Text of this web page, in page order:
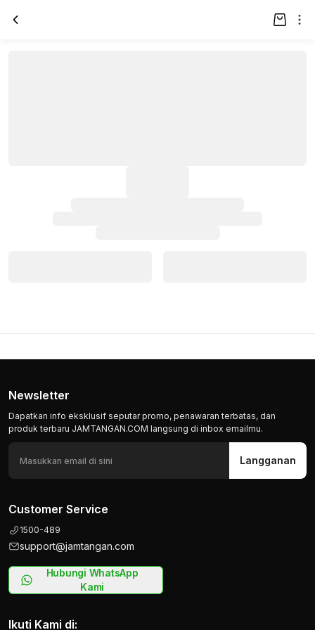
Newsletter
Dapatkan info eksklusif seputar promo, penawaran terbatas, dan
produk terbaru JAMTANGAN.COM langsung di inbox emailmu.
Langganan
Customer Service
1500-489
support@jamtangan.com
Hubungi WhatsApp
Kami
Ikuti Kami di: